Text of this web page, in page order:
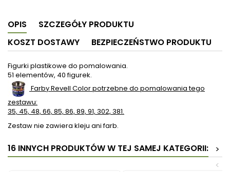
OPIS
SZCZEGÓŁY PRODUKTU
KOSZT DOSTAWY
BEZPIECZEŃSTWO PRODUKTU
Figurki plastikowe do pomalowania.
51 elementów, 40 figurek.
Farby Revell Color potrzebne do pomalowania tego
zestawu:
35, 45, 48, 66, 85, 86, 89, 91, 302, 381.
Zestaw nie zawiera kleju ani farb.
16 INNYCH PRODUKTÓW W TEJ SAMEJ KATEGORII:
>
<